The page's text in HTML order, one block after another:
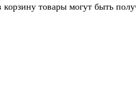
товары могут быть